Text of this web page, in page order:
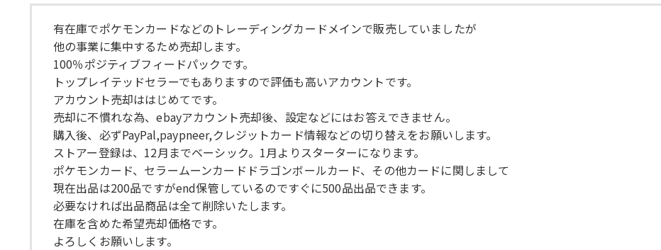
有在庫でポケモンカードなどのトレーディングカードメインで販売していましたが
他の事業に集中するため売却します。
100％ポジティブフィードパックです。
トップレイテッドセラーでもありますので評価も高いアカウントです。
アカウント売却ははじめてです。
売却に不慣れな為、ebayアカウント売却後、設定などにはお答えできません。
購入後、必ずPayPal,paypneer,クレジットカード情報などの切り替えをお願いします。
ストアー登録は、12月までベーシック。1月よりスターターになります。
ポケモンカード、セラームーンカードドラゴンボールカード、その他カードに関しまして
現在出品は200品ですがend保管しているのですぐに500品出品できます。
必要なければ出品商品は全て削除いたします。
在庫を含めた希望売却価格です。
よろしくお願いします。